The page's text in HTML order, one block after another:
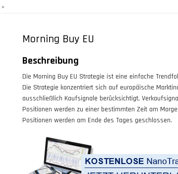
>
Morning Buy EU
Beschreibung
Die Morning Buy EU Strategie ist eine einfache
Die Strategie konzentriert sich auf europäische
ausschließlich Kaufsignale berücksichtigt,
Positionen werden zu einer bestimmten Zeit am
Positionen werden am Ende des Tages geschlossen.